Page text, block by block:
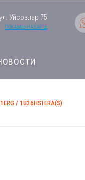
Уйсозлар 75
ПОКАЗАТЬ НА КАРТЕ
/ 1U36HS1ERA(S)